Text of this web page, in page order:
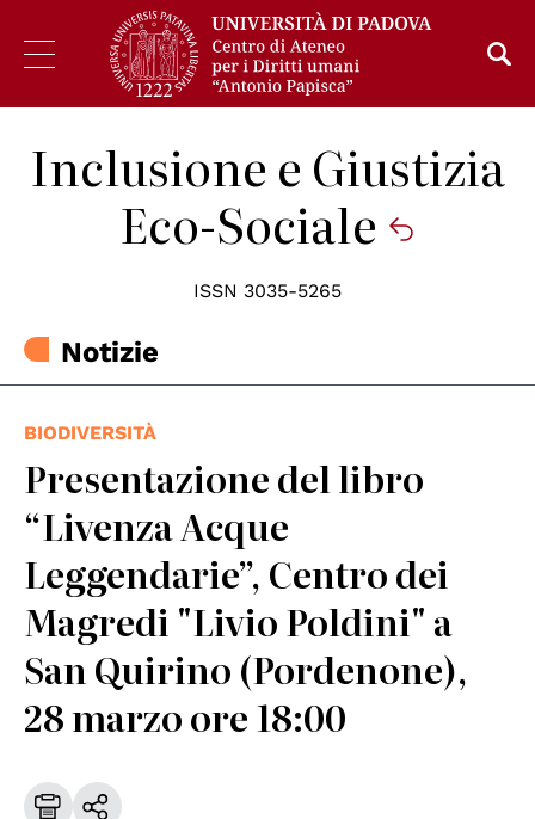
Inclusione e Giustizia
Eco-Sociale
ISSN 3035-5265
Notizie
BIODIVERSITÀ
Presentazione del libro
“Livenza Acque
Leggendarie”, Centro dei
Magredi "Livio Poldini" a
San Quirino (Pordenone),
28 marzo ore 18:00